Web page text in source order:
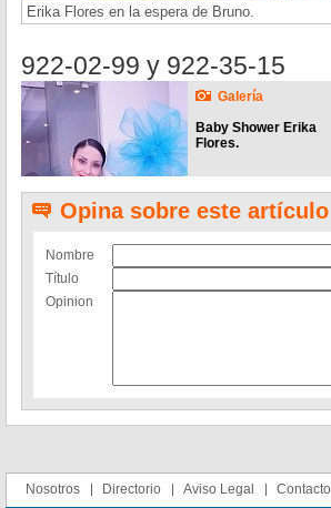
Erika Flores en la espera de Bruno.
922-02-99 y 922-35-15
Galería
Baby Shower Erika
Flores.
Opina sobre este artículo
Nombre
Título
Opinion
Nosotros Directorio Aviso Legal Contacto